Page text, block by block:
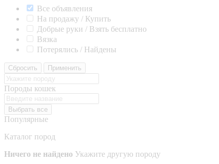
Все объявления
На продажу / Купить
Добрые руки / Взять бесплатно
Вязка
Потерялись / Найдены
Сбросить Применить
Породы кошек
Выбрать все
Популярные
Каталог пород
Ничего не найдено Укажите другую породу